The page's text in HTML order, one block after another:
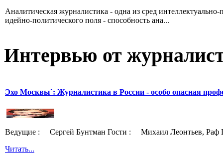
Аналитическая журналистика - одна из сред
идейно-политического поля - способность ана...
Интервью от
Эхо Москвы`: Журналистика в России - особо опасная
Ведущие : Сергей Бунтман Гости : Михаил Леонтьев, Раф
Читать...